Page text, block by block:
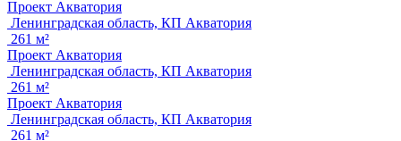
Проект Акватория
Ленинградская область, КП Акватория
261 м²
Проект Акватория
Ленинградская область, КП Акватория
261 м²
Проект Акватория
Ленинградская область, КП Акватория
261 м²